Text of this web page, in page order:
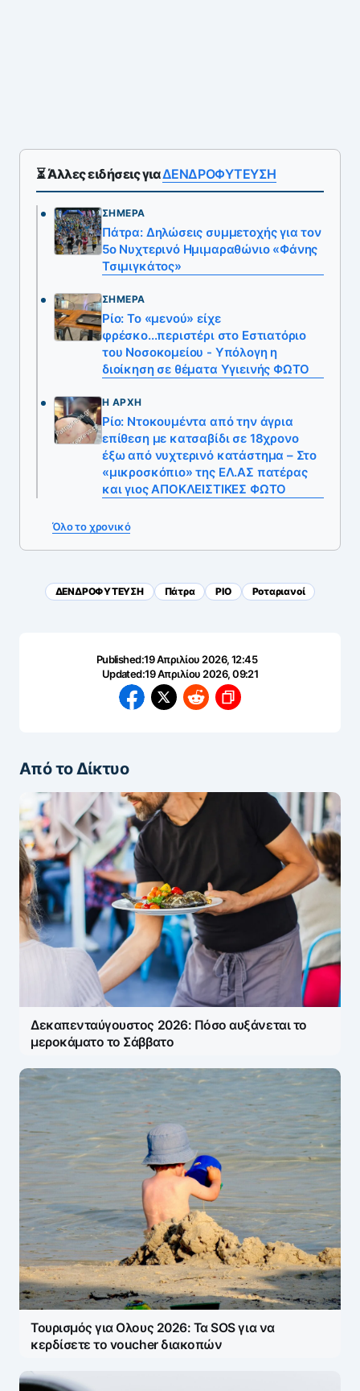
⏳ Άλλες ειδήσεις γιαΔΕΝΔΡΟΦΥΤΕΥΣΗ
ΣΉΜΕΡΑ
Πάτρα: Δηλώσεις συμμετοχής για τον
5ο Νυχτερινό Ημιμαραθώνιο «Φάνης
Τσιμιγκάτος»
ΣΉΜΕΡΑ
Ρίο: Το «μενού» είχε
φρέσκο...περιστέρι στο Εστιατόριο
του Νοσοκομείου - Υπόλογη η
διοίκηση σε θέματα Υγιεινής ΦΩΤΟ
Η ΑΡΧΉ
Ρίο: Ντοκουμέντα από την άγρια
επίθεση με κατσαβίδι σε 18χρονο
έξω από νυχτερινό κατάστημα – Στο
«μικροσκόπιο» της ΕΛ.ΑΣ πατέρας
και γιος ΑΠΟΚΛΕΙΣΤΙΚΕΣ ΦΩΤΟ
Όλο το χρονικό
ΔΕΝΔΡΟΦΥΤΕΥΣΗ Πάτρα ΡΙΟ Ροταριανοί
Published:19 Απριλίου 2026, 12:45
Updated:19 Απριλίου 2026, 09:21
Από το Δίκτυο
Δεκαπενταύγουστος 2026: Πόσο αυξάνεται το
μεροκάματο το Σάββατο
Τουρισμός για Ολους 2026: Τα SOS για να
κερδίσετε το voucher διακοπών